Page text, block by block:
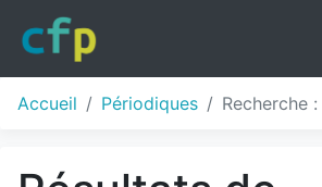
Accueil Périodiques Recherche